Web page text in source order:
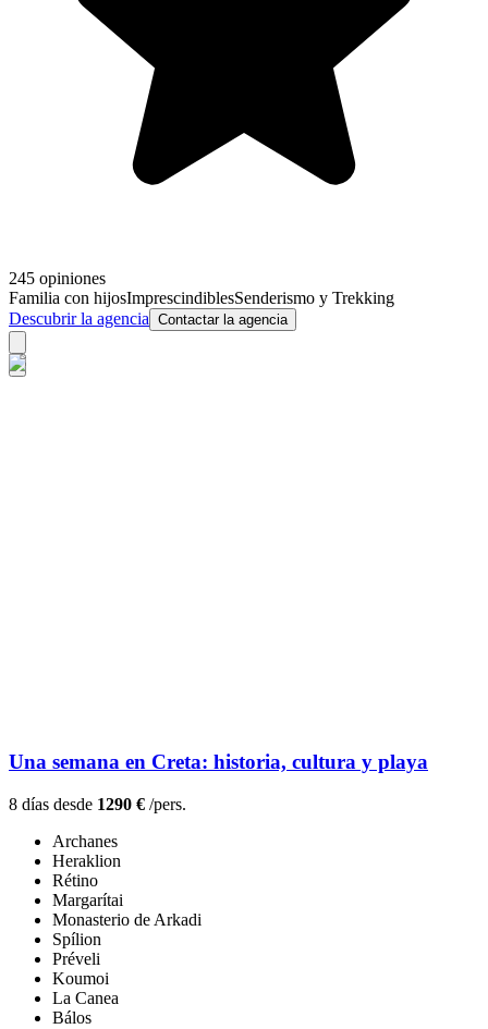
245 opiniones
Familia con hijosImprescindiblesSenderismo y Trekking
Descubrir la agencia Contactar la agencia
Una semana en Creta: historia, cultura y playa
8 días desde 1290 € /pers.
Archanes
Heraklion
Rétino
Margarítai
Monasterio de Arkadi
Spílion
Préveli
Koumoi
La Canea
Bálos